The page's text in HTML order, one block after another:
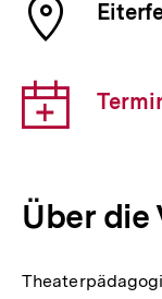
der
Über die